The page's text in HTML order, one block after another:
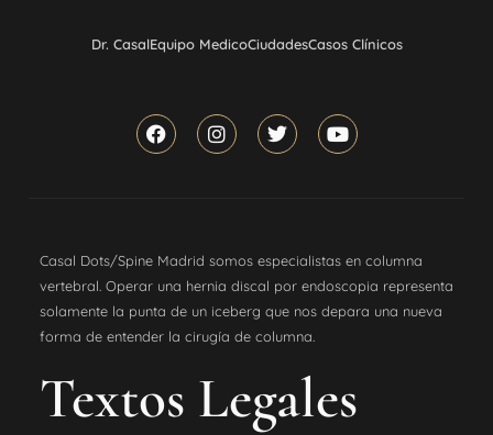
Dr. CasalEquipo MedicoCiudadesCasos Clínicos
Casal Dots/Spine Madrid somos especialistas en columna
vertebral. Operar una hernia discal por endoscopia representa
solamente la punta de un iceberg que nos depara una nueva
forma de entender la cirugía de columna.
Textos Legales